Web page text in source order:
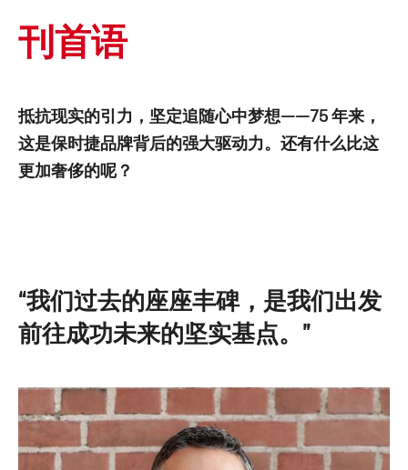
刊首语
抵抗现实的引力，坚定追随心中梦想——75 年来，
这是保时捷品牌背后的强大驱动力。还有什么比这
更加奢侈的呢？
“我们过去的座座丰碑，是我们出发
前往成功未来的坚实基点。”